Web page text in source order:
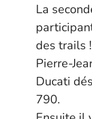
La
des trails !
Pierre-
Ducati
790.